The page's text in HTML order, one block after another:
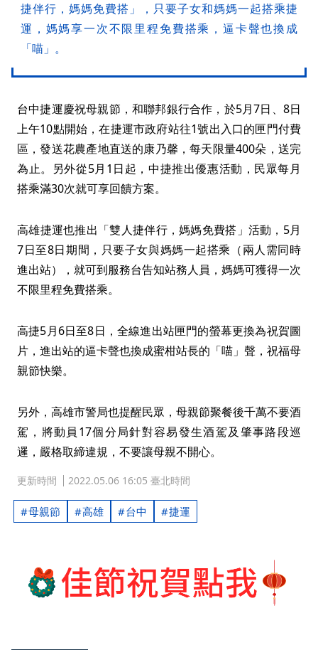
捷伴行，媽媽免費搭」，只要子女和媽媽一起搭乘捷
運，媽媽享一次不限里程免費搭乘，逼卡聲也換成
「喵」。
台中捷運慶祝母親節，和聯邦銀行合作，於5月7日、8日
上午10點開始，在捷運市政府站往1號出入口的匣門付費
區，發送花農產地直送的康乃馨，每天限量400朵，送完
為止。另外從5月1日起，中捷推出優惠活動，民眾每月
搭乘滿30次就可享回饋方案。
高雄捷運也推出「雙人捷伴行，媽媽免費搭」活動，5月
7日至8日期間，只要子女與媽媽一起搭乘（兩人需同時
進出站），就可到服務台告知站務人員，媽媽可獲得一次
不限里程免費搭乘。
高捷5月6日至8日，全線進出站匣門的螢幕更換為祝賀圖
片，進出站的逼卡聲也換成蜜柑站長的「喵」聲，祝福母
親節快樂。
另外，高雄市警局也提醒民眾，母親節聚餐後千萬不要酒
駕，將動員17個分局針對容易發生酒駕及肇事路段巡
邏，嚴格取締違規，不要讓母親不開心。
更新時間 2022.05.06 16:05 臺北時間
母親節 高雄 台中 捷運